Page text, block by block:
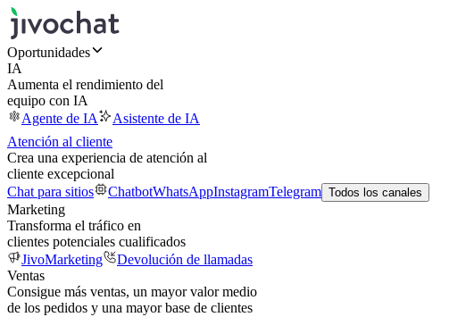
Oportunidades
IA
Aumenta el rendimiento del
equipo con IA
Agente de IA
Asistente de IA
Atención al cliente
Crea una experiencia de atención al
cliente excepcional
Chat para sitios
ChatbotWhatsAppInstagramTelegram Todos los canales
Marketing
Transforma el tráfico en
clientes potenciales cualificados
JivoMarketing
Devolución de llamadas
Ventas
Consigue más ventas, un mayor valor medio
de los pedidos y una mayor base de clientes